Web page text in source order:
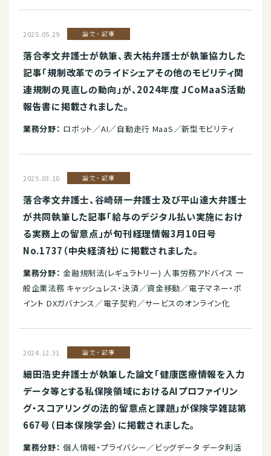
2025.05.29 論文・記事
落合孝文弁護士が執筆、表大祐弁護士が執筆協力した
記事「規制改革でのライドシェアその他のモビリティ関
連規制の見直しの動向」が、2024年度 JCoMaaS活動
報告書に掲載されました。
業務分野： ロボット／AI／自動走行 MaaS／新型モビリティ
2025.03.10 論文・記事
落合孝文弁護士、谷崎研一弁護士及び平山達大弁護士
が共同執筆した記事「給与のデジタル払い実施におけ
る実務上の留意点」が旬刊経理情報3月10日号
No.1737（中央経済社）に掲載されました。
業務分野： 金融規制法(レギュラトリー) 人事労務アドバイス 一
般企業法務 キャッシュレス・決済／資金移動／電子マネー・ポ
イント DXガバナンス／電子契約／サービスのオンライン化
2024.12.31 論文・記事
細田浩史弁護士が執筆した論文「健康医療情報を入力
データ等とする私保険領域におけるAIプロファイリン
グ・スコアリングの法的留意点と課題」が保険学雑誌第
667号（日本保険学会）に掲載されました。
業務分野： 個人情報・プライバシー／ビッグデータ データ利活